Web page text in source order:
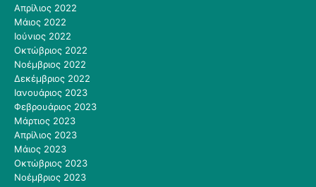
Απρίλιος 2022
Μάιος 2022
Ιούνιος 2022
Οκτώβριος 2022
Νοέμβριος 2022
Δεκέμβριος 2022
Ιανουάριος 2023
Φεβρουάριος 2023
Μάρτιος 2023
Απρίλιος 2023
Μάιος 2023
Οκτώβριος 2023
Νοέμβριος 2023